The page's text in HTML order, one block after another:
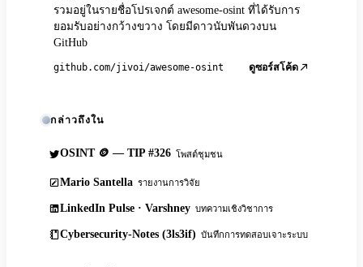
รวมอยู่ในรายชื่อโปรเจกต์ awesome-osint ที่ได้รับการ
ยอมรับอย่างกว้างขวาง โดยมีดาวนับพันดวงบน
GitHub
github.com/jivoi/awesome-osint ดูซอร์สโค้ด
กล่าวถึงใน
OSINT 🪙 — TIP #326 โพสต์ชุมชน
Mario Santella รายงานการวิจัย
LinkedIn Pulse · Varshney บทความเชิงวิชาการ
Cybersecurity-Notes (3ls3if) บันทึกการทดสอบเจาะระบบ